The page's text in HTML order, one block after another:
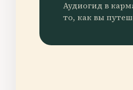
Аудиогид в
то, как вы